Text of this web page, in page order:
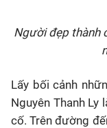
Người đẹp thành
Lấy bối cảnh
Nguyên Thanh
cố. Trên đường